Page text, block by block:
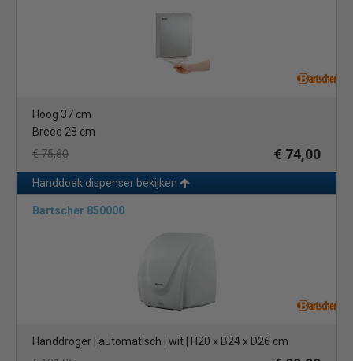
Hoog 37 cm
Breed 28 cm
€ 75,60
€ 74,00
Handdoek dispenser bekijken
Bartscher 850000
Handdroger | automatisch | wit | H20 x B24 x D26 cm